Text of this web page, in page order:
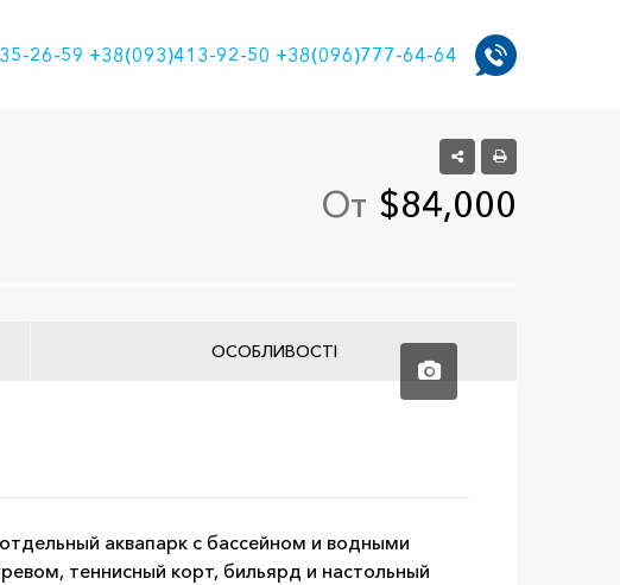
26-59 +38(093)413-92-50 +38(096)777-64-64
От $84,000
ОСОБЛИВОСТІ
аквапарк с бассейном и водными
теннисный корт, бильярд и настольный